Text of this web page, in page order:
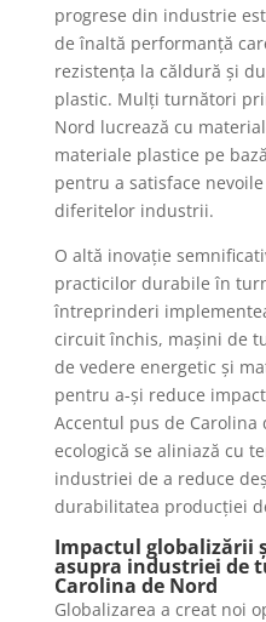
progrese din industrie
de înaltă performanță
rezistența la căldură și
plastic. Mulți turnători
Nord lucrează cu
materiale plastice pe
pentru a satisface
diferitelor industrii.
O altă inovație
practicilor durabile în
întreprinderi
circuit închis, mașini de
de vedere energetic și
pentru a-și reduce
Accentul pus de
ecologică se aliniază cu
industriei de a reduce
durabilitatea producției
Impactul globalizării
asupra industriei de
Carolina de Nord
Globalizarea a creat noi